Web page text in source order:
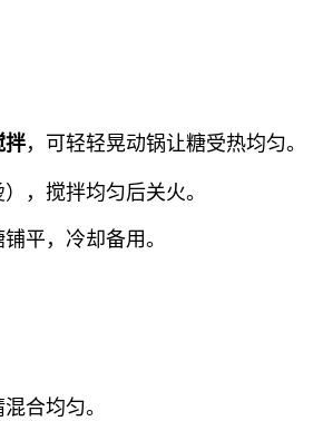
拌，可轻轻晃动锅让糖受热均匀。
，搅拌均匀后关火。
平，冷却备用。
合均匀。